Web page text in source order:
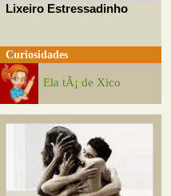
Lixeiro Estressadinho
Curiosidades
Ela tÃ¡ de Xico